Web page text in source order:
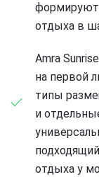
формируют
отдыха в
Amra
на первой
типы
и
отдыха у